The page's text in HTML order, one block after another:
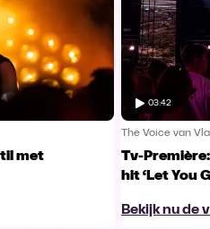
met
03:42
The Voice van
Tv-
hit ‘Let You
Bekijk nu de